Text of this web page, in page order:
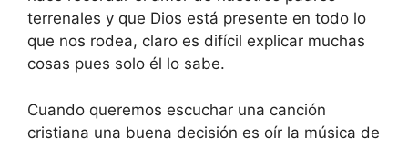
terrenales y que Dios está presente en todo lo
que nos rodea, claro es difícil explicar muchas
cosas pues solo él lo sabe.
Cuando queremos escuchar una canción
cristiana una buena decisión es oír la música de